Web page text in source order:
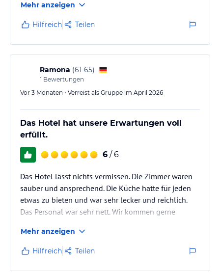
Mehr anzeigen
Hilfreich Teilen
Ramona (61-65)
1 Bewertungen
Vor 3 Monaten • Verreist als Gruppe im April 2026
Das Hotel hat unsere Erwartungen voll
erfüllt.
6 / 6
Das Hotel lässt nichts vermissen. Die Zimmer waren
sauber und ansprechend. Die Küche hatte für jeden
etwas zu bieten und war sehr lecker und reichlich.
Das Personal war sehr nett. Wir kommen gerne
Mehr anzeigen
Hilfreich Teilen